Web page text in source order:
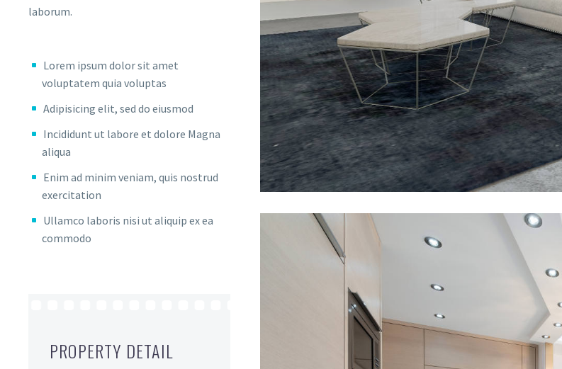
laborum.
Lorem ipsum dolor sit amet
voluptatem quia voluptas
Adipisicing elit, sed do eiusmod
Incididunt ut labore et dolore Magna
aliqua
Enim ad minim veniam, quis nostrud
exercitation
Ullamco laboris nisi ut aliquip ex ea
commodo
PROPERTY DETAIL